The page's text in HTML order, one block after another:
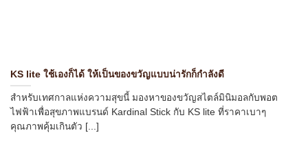
KS lite ใช้เองก็ได้ ให้เป็นของขวัญแบบน่ารักก็กำลังดี
สำหรับเทศกาลแห่งความสุขนี้ มองหาของขวัญสไตล์มินิมอลกับพอต
ไฟฟ้าเพื่อสุขภาพแบรนด์ Kardinal Stick กับ KS lite ที่ราคาเบาๆ
คุณภาพคุ้มเกินตัว [...]